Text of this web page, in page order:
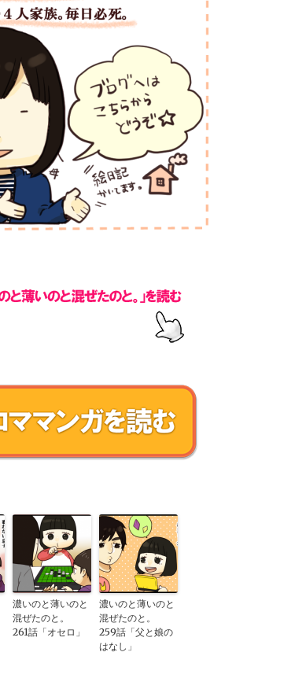
濃いのと薄いのと
混ぜたのと。
261話「オセロ」
濃いのと薄いのと
混ぜたのと。
259話「父と娘の
はなし」